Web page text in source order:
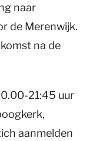
naar
de Merenwijk.
na de
21:45 uur
aanmelden